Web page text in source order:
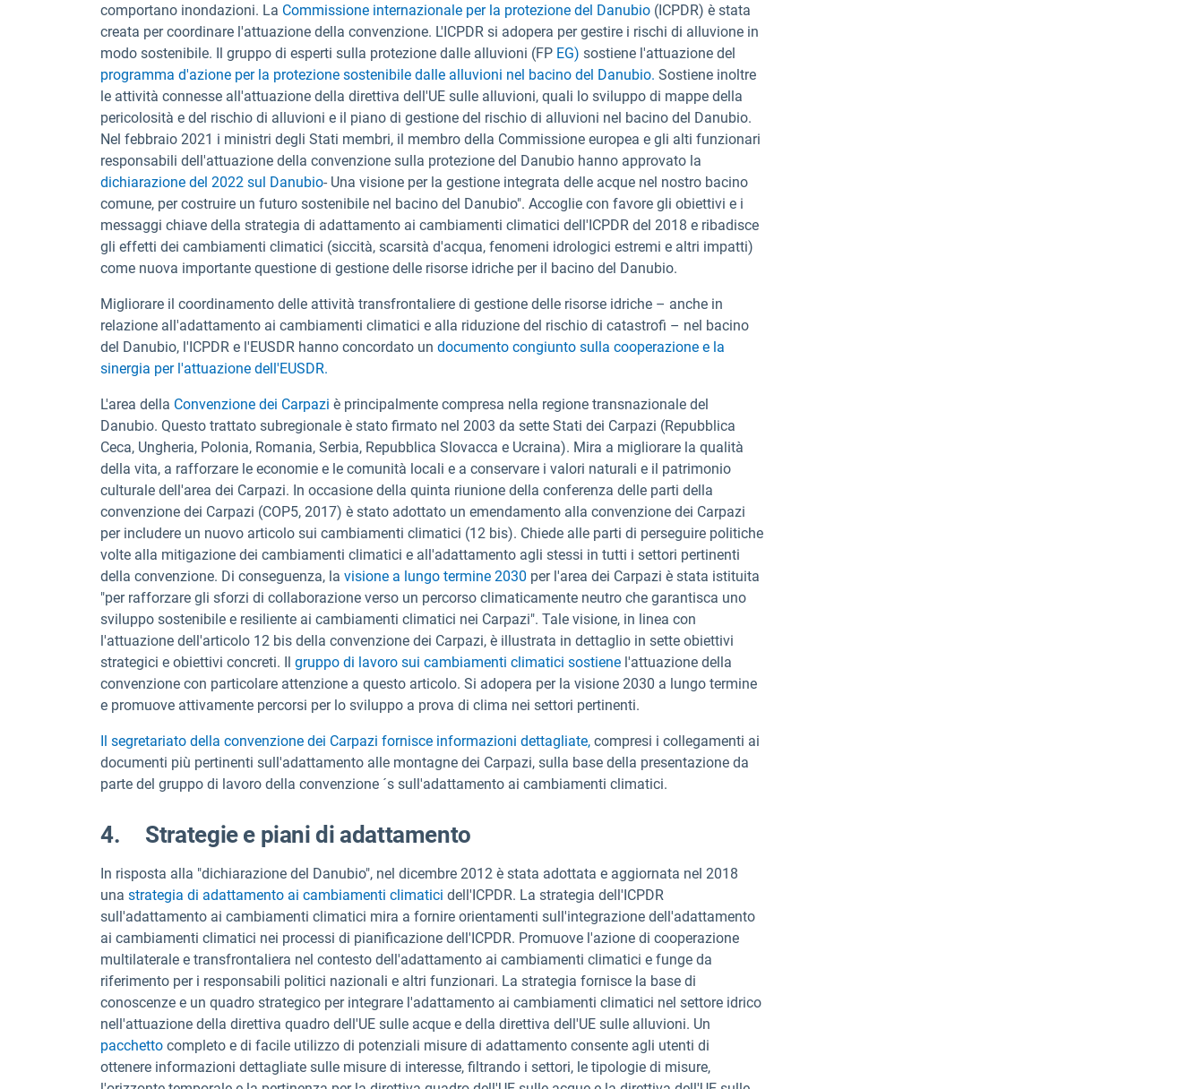
comportano inondazioni. La Commissione internazionale per la protezione del Danubio (ICPDR) è stata
creata per coordinare l'attuazione della convenzione. L'ICPDR si adopera per gestire i rischi di alluvione in
modo sostenibile. Il gruppo di esperti sulla protezione dalle alluvioni (FP EG) sostiene l'attuazione del
programma d'azione per la protezione sostenibile dalle alluvioni nel bacino del Danubio. Sostiene inoltre
le attività connesse all'attuazione della direttiva dell'UE sulle alluvioni, quali lo sviluppo di mappe della
pericolosità e del rischio di alluvioni e il piano di gestione del rischio di alluvioni nel bacino del Danubio.
Nel febbraio 2021 i ministri degli Stati membri, il membro della Commissione europea e gli alti funzionari
responsabili dell'attuazione della convenzione sulla protezione del Danubio hanno approvato la
dichiarazione del 2022 sul Danubio- Una visione per la gestione integrata delle acque nel nostro bacino
comune, per costruire un futuro sostenibile nel bacino del Danubio". Accoglie con favore gli obiettivi e i
messaggi chiave della strategia di adattamento ai cambiamenti climatici dell'ICPDR del 2018 e ribadisce
gli effetti dei cambiamenti climatici (siccità, scarsità d'acqua, fenomeni idrologici estremi e altri impatti)
come nuova importante questione di gestione delle risorse idriche per il bacino del Danubio.
Migliorare il coordinamento delle attività transfrontaliere di gestione delle risorse idriche – anche in
relazione all'adattamento ai cambiamenti climatici e alla riduzione del rischio di catastrofi – nel bacino
del Danubio, l'ICPDR e l'EUSDR hanno concordato un documento congiunto sulla cooperazione e la
sinergia per l'attuazione dell'EUSDR.
L'area della Convenzione dei Carpazi è principalmente compresa nella regione transnazionale del
Danubio. Questo trattato subregionale è stato firmato nel 2003 da sette Stati dei Carpazi (Repubblica
Ceca, Ungheria, Polonia, Romania, Serbia, Repubblica Slovacca e Ucraina). Mira a migliorare la qualità
della vita, a rafforzare le economie e le comunità locali e a conservare i valori naturali e il patrimonio
culturale dell'area dei Carpazi. In occasione della quinta riunione della conferenza delle parti della
convenzione dei Carpazi (COP5, 2017) è stato adottato un emendamento alla convenzione dei Carpazi
per includere un nuovo articolo sui cambiamenti climatici (12 bis). Chiede alle parti di perseguire politiche
volte alla mitigazione dei cambiamenti climatici e all'adattamento agli stessi in tutti i settori pertinenti
della convenzione. Di conseguenza, la visione a lungo termine 2030 per l'area dei Carpazi è stata istituita
"per rafforzare gli sforzi di collaborazione verso un percorso climaticamente neutro che garantisca uno
sviluppo sostenibile e resiliente ai cambiamenti climatici nei Carpazi". Tale visione, in linea con
l'attuazione dell'articolo 12 bis della convenzione dei Carpazi, è illustrata in dettaglio in sette obiettivi
strategici e obiettivi concreti. Il gruppo di lavoro sui cambiamenti climatici sostiene l'attuazione della
convenzione con particolare attenzione a questo articolo. Si adopera per la visione 2030 a lungo termine
e promuove attivamente percorsi per lo sviluppo a prova di clima nei settori pertinenti.
Il segretariato della convenzione dei Carpazi fornisce informazioni dettagliate, compresi i collegamenti ai
documenti più pertinenti sull'adattamento alle montagne dei Carpazi, sulla base della presentazione da
parte del gruppo di lavoro della convenzione ´s sull'adattamento ai cambiamenti climatici.
4. Strategie e piani di adattamento
In risposta alla "dichiarazione del Danubio", nel dicembre 2012 è stata adottata e aggiornata nel 2018
una strategia di adattamento ai cambiamenti climatici dell'ICPDR. La strategia dell'ICPDR
sull'adattamento ai cambiamenti climatici mira a fornire orientamenti sull'integrazione dell'adattamento
ai cambiamenti climatici nei processi di pianificazione dell'ICPDR. Promuove l'azione di cooperazione
multilaterale e transfrontaliera nel contesto dell'adattamento ai cambiamenti climatici e funge da
riferimento per i responsabili politici nazionali e altri funzionari. La strategia fornisce la base di
conoscenze e un quadro strategico per integrare l'adattamento ai cambiamenti climatici nel settore idrico
nell'attuazione della direttiva quadro dell'UE sulle acque e della direttiva dell'UE sulle alluvioni. Un
pacchetto completo e di facile utilizzo di potenziali misure di adattamento consente agli utenti di
ottenere informazioni dettagliate sulle misure di interesse, filtrando i settori, le tipologie di misure,